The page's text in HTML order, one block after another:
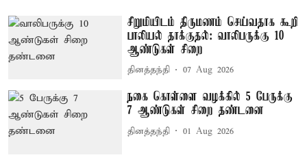
சிறுமியிடம் திருமணம் செய்வதாக கூறி
பாலியல் தாக்குதல்: வாலிபருக்கு 10
ஆண்டுகள் சிறை
தினத்தந்தி 07 Aug 2026
நகை கொள்ளை வழக்கில் 5 பேருக்கு
7 ஆண்டுகள் சிறை தண்டனை
தினத்தந்தி 01 Aug 2026